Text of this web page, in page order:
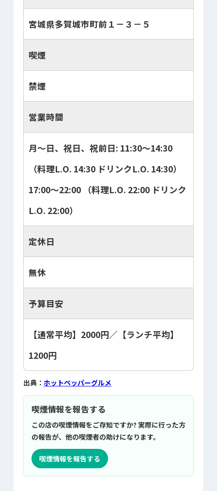
宮城県多賀城市町前１－３－５
喫煙
禁煙
営業時間
月～日、祝日、祝前日: 11:30～14:30
（料理L.O. 14:30 ドリンクL.O. 14:30）
17:00～22:00 （料理L.O. 22:00 ドリンク
L.O. 22:00）
定休日
無休
予算目安
【通常平均】2000円／【ランチ平均】
1200円
出典： ホットペッパーグルメ
喫煙情報を報告する
この店の喫煙情報をご存知ですか? 実際に行った方
の報告が、他の喫煙者の助けになります。
喫煙情報を報告する